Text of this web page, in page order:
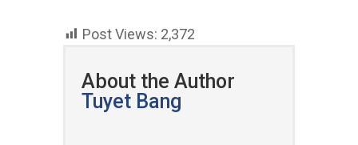
Post Views: 2,372
About the Author
Tuyet Bang